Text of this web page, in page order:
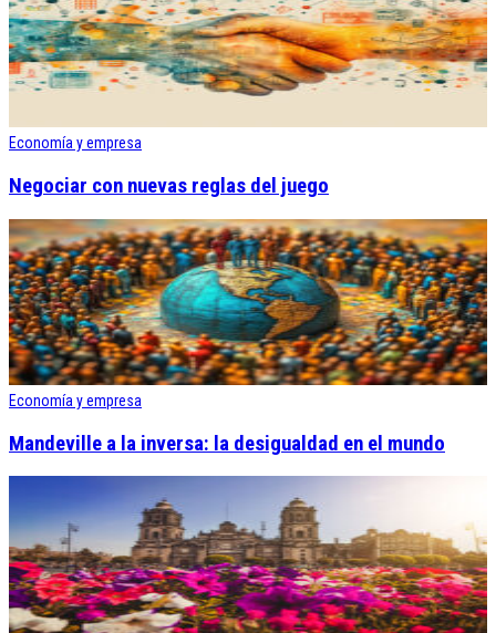
Economía y empresa
Negociar con nuevas reglas del juego
Economía y empresa
Mandeville a la inversa: la desigualdad en el mundo